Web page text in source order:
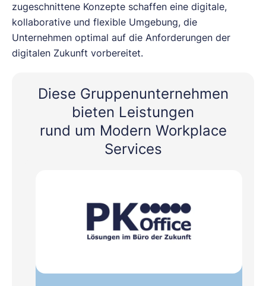
zugeschnittene Konzepte schaffen eine digitale,
kollaborative und flexible Umgebung, die
Unternehmen optimal auf die Anforderungen der
digitalen Zukunft vorbereitet.
Diese Gruppenunternehmen
bieten Leistungen
rund um Modern Workplace
Services